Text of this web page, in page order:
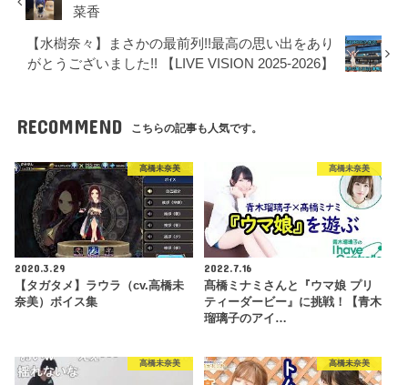
菜香
【水樹奈々】まさかの最前列!!最高の思い出をあり
がとうございました!! 【LIVE VISION 2025-2026】
RECOMMEND こちらの記事も人気です。
高橋未奈美
2020.3.29
【タガタメ】ラウラ（cv.高橋未
奈美）ボイス集
高橋未奈美
2022.7.16
髙橋ミナミさんと『ウマ娘 プリ
ティーダービー』に挑戦！【青木
瑠璃子のアイ…
高橋未奈美 高橋未奈美